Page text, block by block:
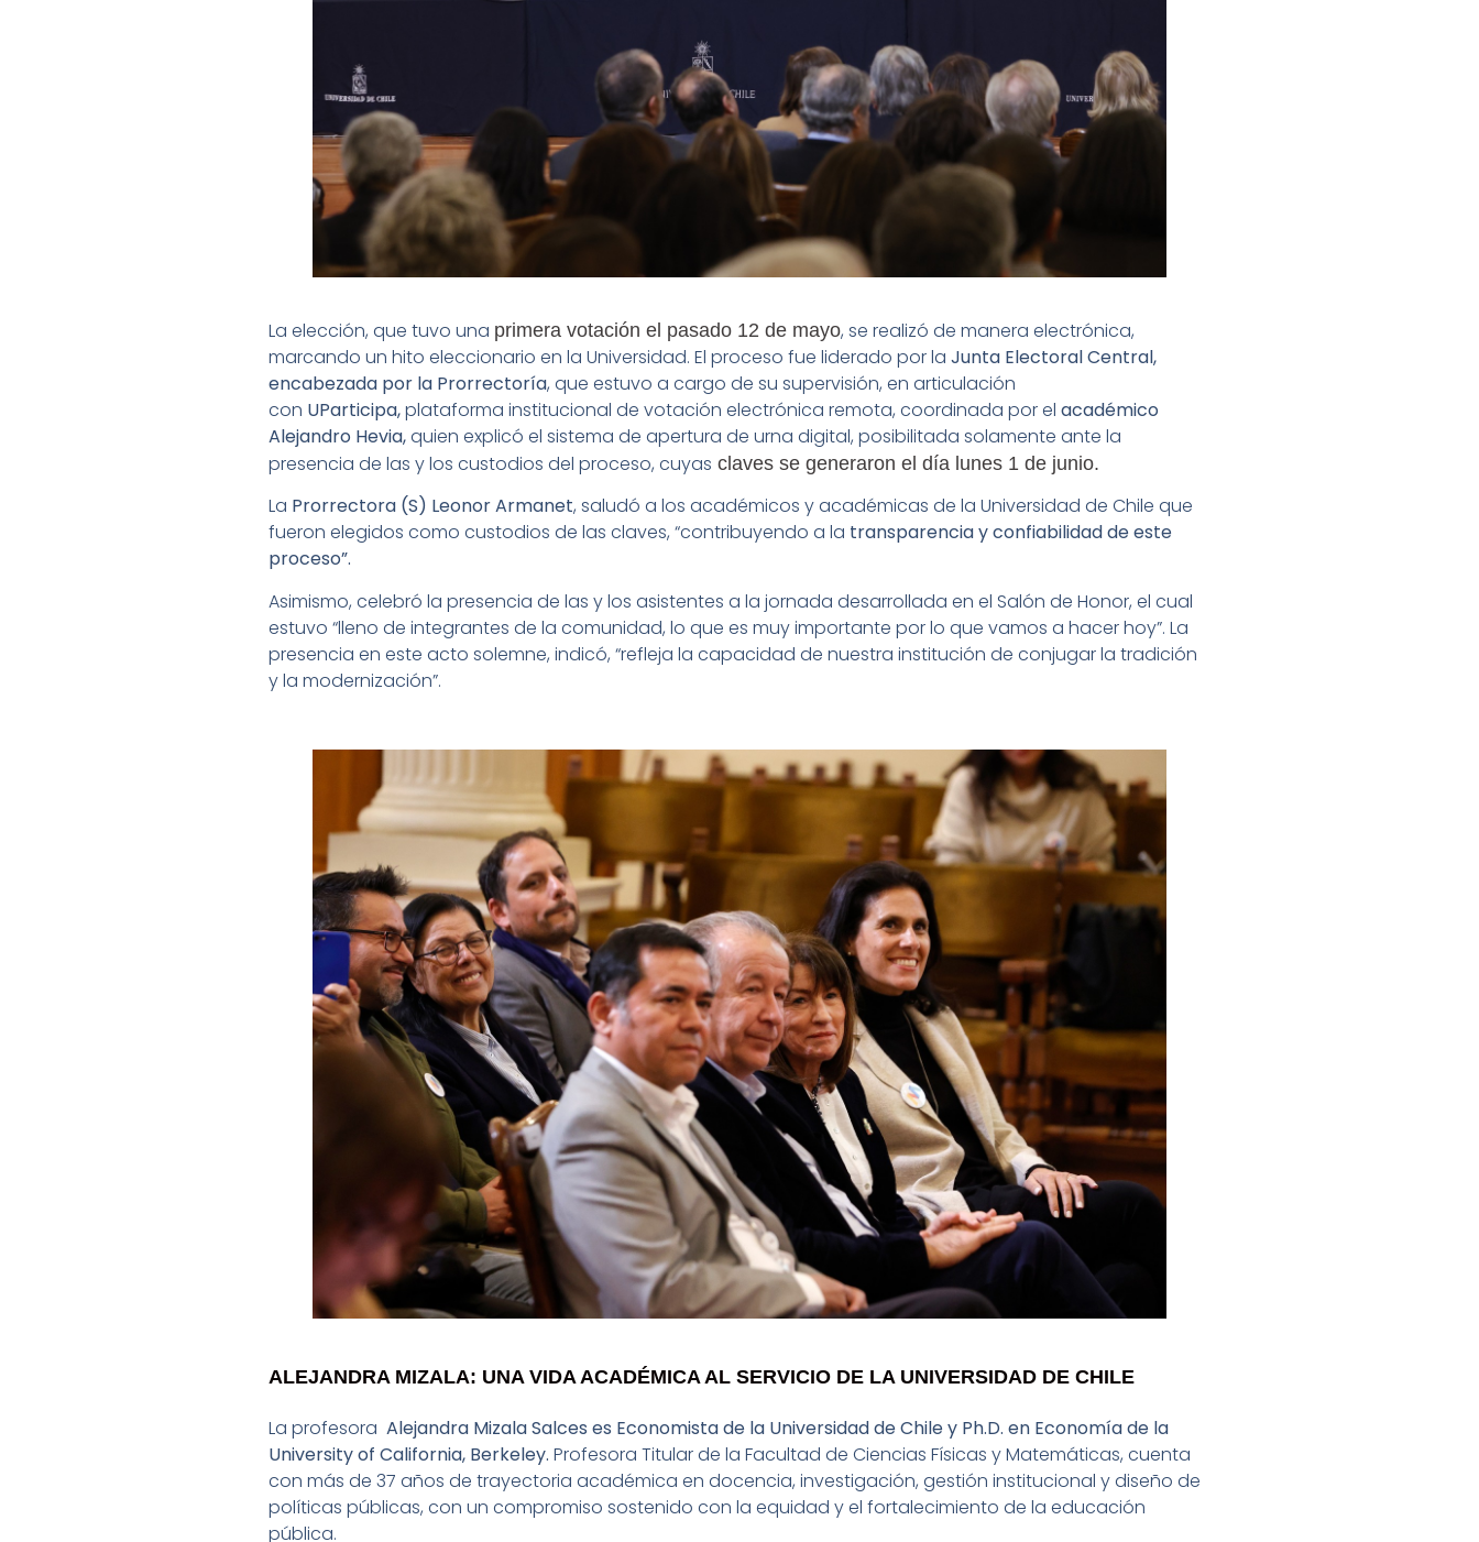
La elección, que tuvo una primera votación el pasado 12 de mayo, se realizó de manera electrónica,
marcando un hito eleccionario en la Universidad. El proceso fue liderado por la Junta Electoral Central,
encabezada por la Prorrectoría, que estuvo a cargo de su supervisión, en articulación
con UParticipa,plataforma institucional de votación electrónica remota, coordinada por el académico
Alejandro Hevia,quien explicó el sistema de apertura de urna digital, posibilitada solamente ante la
presencia de las y los custodios del proceso, cuyas claves se generaron el día lunes 1 de junio.
La Prorrectora (S) Leonor Armanet, saludó a los académicos y académicas de la Universidad de Chile que
fueron elegidos como custodios de las claves, “contribuyendo a la transparencia y confiabilidad de este
proceso”.
Asimismo, celebró la presencia de las y los asistentes a la jornada desarrollada en el Salón de Honor, el cual
estuvo “lleno de integrantes de la comunidad, lo que es muy importante por lo que vamos a hacer hoy”. La
presencia en este acto solemne, indicó, “refleja la capacidad de nuestra institución de conjugar la tradición
y la modernización”.
ALEJANDRA MIZALA: UNA VIDA ACADÉMICA AL SERVICIO DE LA UNIVERSIDAD DE CHILE
La profesora Alejandra Mizala Salces es Economista de la Universidad de Chile y Ph.D. en Economía de la
University of California, Berkeley. Profesora Titular de la Facultad de Ciencias Físicas y Matemáticas, cuenta
con más de 37 años de trayectoria académica en docencia, investigación, gestión institucional y diseño de
políticas públicas, con un compromiso sostenido con la equidad y el fortalecimiento de la educación
pública.